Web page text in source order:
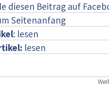
diesen Beitrag auf
Seitenanfang
: lesen
lesen